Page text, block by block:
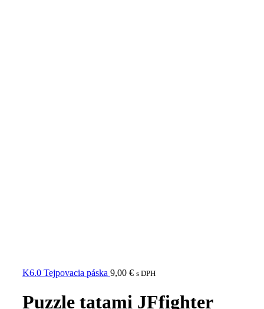
K6.0 Tejpovacia páska 9,00 € s DPH
Puzzle tatami JFfighter